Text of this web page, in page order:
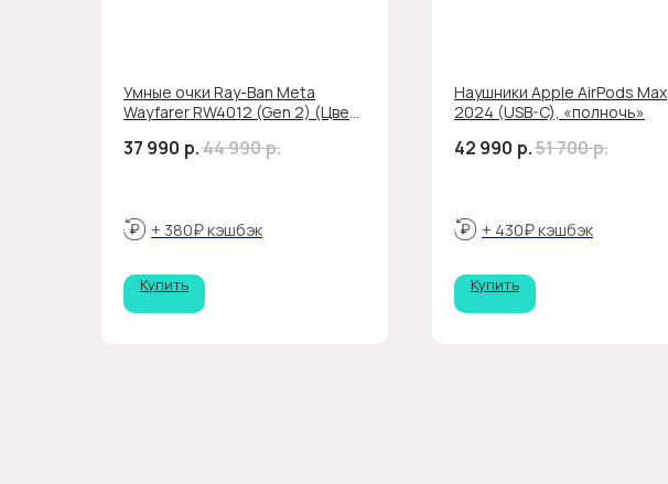
Умные очки Ray-Ban Meta
Wayfarer RW4012 (Gen 2) (Цвет:
37 990 р.44 990р.
+ 380₽ кэшбэк
Купить
Наушники Apple AirPods Max
2024 (USB-C), «полночь»
42 990 р.51 700р.
+ 430₽ кэшбэк
Купить